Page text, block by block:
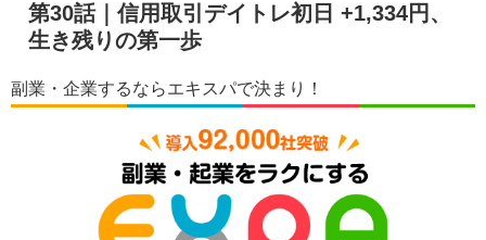
第30話｜信用取引デイトレ初日 +1,334円、
生き残りの第一歩
副業・企業するならエキスパで決まり！